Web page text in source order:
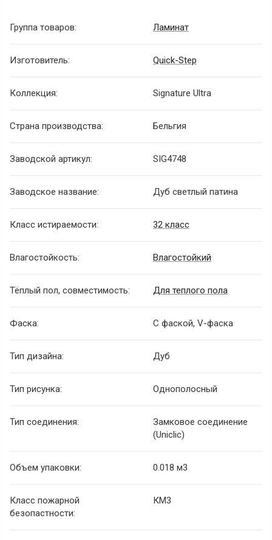
Группа товаров: Ламинат
Изготовитель: Quick-Step
Коллекция: Signature Ultra
Страна производства: Бельгия
Заводской артикул: SIG4748
Заводское название: Дуб светлый патина
Класс истираемости: 32 класс
Влагостойкость: Влагостойкий
Тёплый пол, совместимость: Для теплого пола
Фаска: С фаской, V-фаска
Тип дизайна: Дуб
Тип рисунка: Однополосный
Тип соединения:
Замковое соединение
(Uniclic)
Объем упаковки: 0.018 м3
Класс пожарной
безопастности:
КМ3